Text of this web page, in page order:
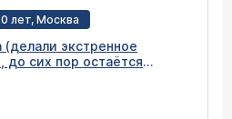
лет, Москва
(делали экстренное
до сих пор остаётся
- эффект очень
а сейчас и вовсе